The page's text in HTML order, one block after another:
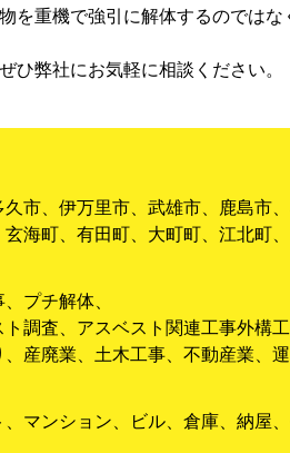
を重機で強引に解体するのでは
ひ弊社にお気軽に相談ください。
市、伊万里市、武雄市、鹿島市
海町、有田町、大町町、江北町
プチ解体、
調査、アスベスト関連工事外構
産廃業、土木工事、不動産業、
マンション、ビル、倉庫、納屋